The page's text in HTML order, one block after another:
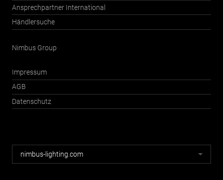
Ansprechpartner International
Händlersuche
Nimbus Group
Impressum
AGB
Datenschutz
Nimbus
Webseiten
nimbus-lighting.com